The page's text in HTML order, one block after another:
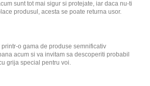
sunt tot mai sigur si protejate, iar daca nu-ti
produsul, acesta se poate returna usor.
o gama de produse semnificativ
acum si va invitam sa descoperiti probabil
grija special pentru voi.